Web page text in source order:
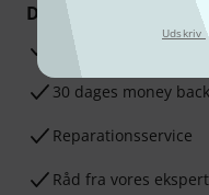
Udskriv
Dine fordele
3 års Thomann
30 dages money
Reparationsservice
Råd fra vores